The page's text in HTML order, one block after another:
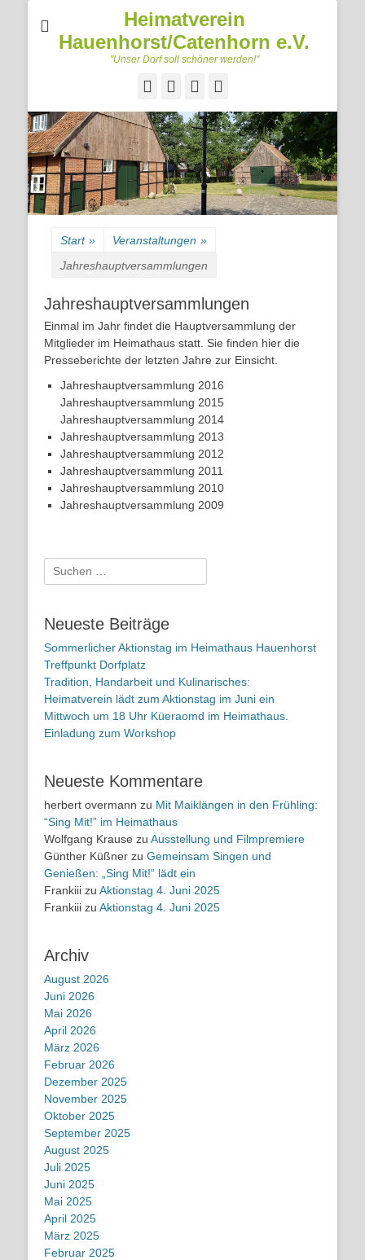
Heimatverein
Hauenhorst/Catenhorn e.V.
"Unser Dorf soll schöner werden!"
FacebookGoogleplus
Start » Veranstaltungen »
Jahreshauptversammlungen
Jahreshauptversammlungen
Einmal im Jahr findet die Hauptversammlung der
Mitglieder im Heimathaus statt. Sie finden hier die
Presseberichte der letzten Jahre zur Einsicht.
Jahreshauptversammlung 2016
Jahreshauptversammlung 2015
Jahreshauptversammlung 2014
Jahreshauptversammlung 2013
Jahreshauptversammlung 2012
Jahreshauptversammlung 2011
Jahreshauptversammlung 2010
Jahreshauptversammlung 2009
Suchen
nach:
Neueste Beiträge
Sommerlicher Aktionstag im Heimathaus Hauenhorst
Treffpunkt Dorfplatz
Tradition, Handarbeit und Kulinarisches:
Heimatverein lädt zum Aktionstag im Juni ein
Mittwoch um 18 Uhr Küeraomd im Heimathaus.
Einladung zum Workshop
Neueste Kommentare
herbert overmann zu Mit Maiklängen in den Frühling:
“Sing Mit!” im Heimathaus
Wolfgang Krause zu Ausstellung und Filmpremiere
Günther Küßner zu Gemeinsam Singen und
Genießen: „Sing Mit!“ lädt ein
Frankiii zu Aktionstag 4. Juni 2025
Frankiii zu Aktionstag 4. Juni 2025
Archiv
August 2026
Juni 2026
Mai 2026
April 2026
März 2026
Februar 2026
Dezember 2025
November 2025
Oktober 2025
September 2025
August 2025
Juli 2025
Juni 2025
Mai 2025
April 2025
März 2025
Februar 2025